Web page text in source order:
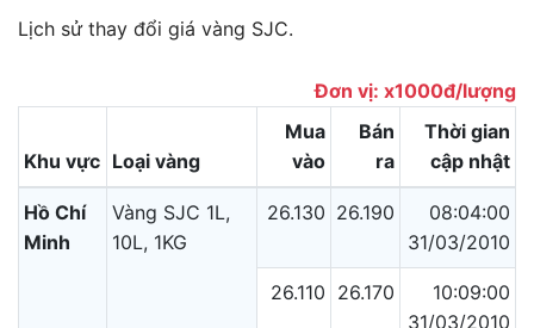
Lịch sử thay đổi giá vàng SJC.
Đơn vị: x1000đ/lượng
Khu vực Loại vàng
Mua
vào
Bán
ra
Thời gian
cập nhật
Hồ Chí
Minh
Vàng SJC 1L,
10L, 1KG
26.130 26.190
08:04:00
31/03/2010
26.110 26.170
10:09:00
31/03/2010